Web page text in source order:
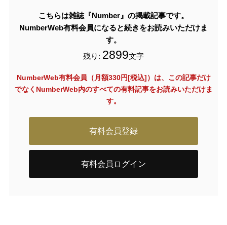
こちらは雑誌『Number』の掲載記事です。
NumberWeb有料会員になると続きをお読みいただけま
す。
残り: 2899文字
NumberWeb有料会員（月額330円[税込]）は、この記事だけ
でなく NumberWeb内のすべての有料記事をお読みいただけま
す。
有料会員登録
有料会員ログイン